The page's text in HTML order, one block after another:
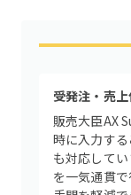
受発注・売
販売大臣AX
時に入力す
も対応して
を一気通貫